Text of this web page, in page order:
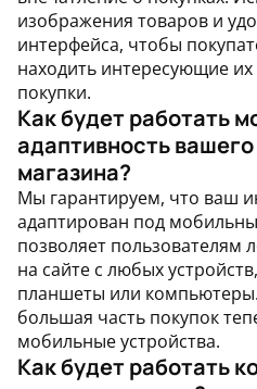
изображения товаров и
интерфейса, чтобы
находить интересующие
покупки.
Как будет работать
адаптивность
магазина?
Мы гарантируем, что ваш
адаптирован под
позволяет пользователям
на сайте с любых
планшеты или
большая часть покупок
мобильные устройства.
Как будет работать